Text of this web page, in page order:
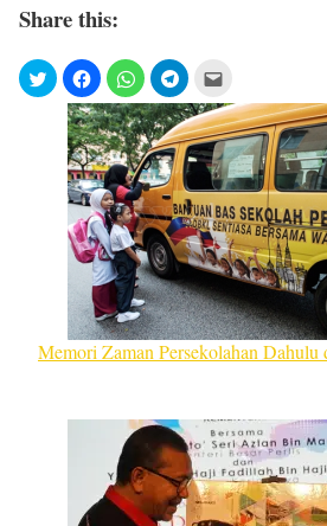
Share this:
Memori Zaman Persekolahan Dahulu